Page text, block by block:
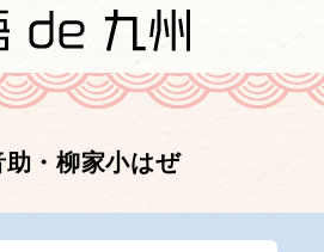
助・柳家小はぜ